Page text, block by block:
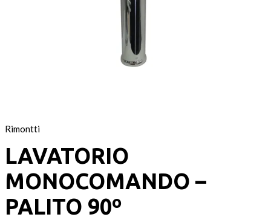
Rimontti
LAVATORIO
MONOCOMANDO –
PALITO 90º